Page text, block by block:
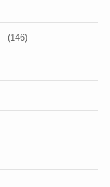
(146)